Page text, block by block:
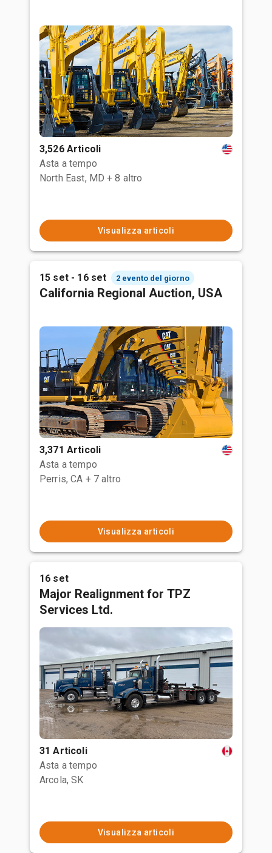
3,526 Articoli
Asta a tempo
North East, MD + 8 altro
Visualizza articoli
15 set - 16 set 2 evento del giorno
California Regional Auction, USA
3,371 Articoli
Asta a tempo
Perris, CA + 7 altro
Visualizza articoli
16 set
Major Realignment for TPZ
Services Ltd.
31 Articoli
Asta a tempo
Arcola, SK
Visualizza articoli